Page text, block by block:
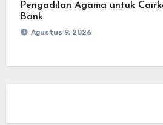
Pengadilan Agama untuk
Bank
Agustus 9, 2026